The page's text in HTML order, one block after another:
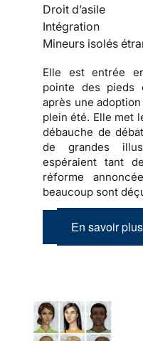
Droit d’asile
Intégration
Mineurs isolés
Elle est entrée
pointe des pieds
après une adoption
plein été. Elle met
débauche de
de grandes
espéraient tant
réforme
beaucoup sont
En savoir plus